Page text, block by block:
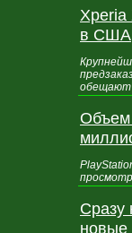
Xperia
в США
обещают
Объем
Сразу
новые